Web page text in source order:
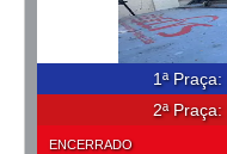
1ª Praça:
2ª Praça:
ENCERRADO